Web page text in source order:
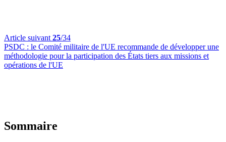
Article suivant 25/34
PSDC : le Comité militaire de l'UE recommande de développer une
méthodologie pour la participation des États tiers aux missions et
opérations de l'UE
Sommaire